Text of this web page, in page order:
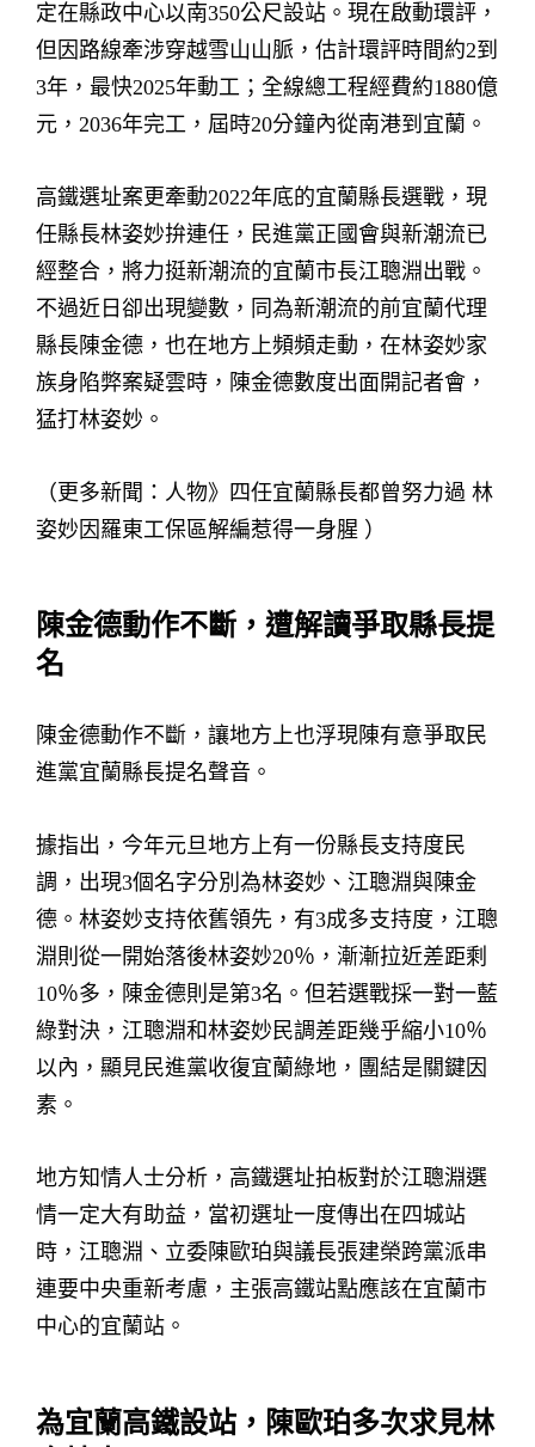
定在縣政中心以南350公尺設站。現在啟動環評，
但因路線牽涉穿越雪山山脈，估計環評時間約2到
3年，最快2025年動工；全線總工程經費約1880億
元，2036年完工，屆時20分鐘內從南港到宜蘭。
高鐵選址案更牽動2022年底的宜蘭縣長選戰，現
任縣長林姿妙拚連任，民進黨正國會與新潮流已
經整合，將力挺新潮流的宜蘭市長江聰淵出戰。
不過近日卻出現變數，同為新潮流的前宜蘭代理
縣長陳金德，也在地方上頻頻走動，在林姿妙家
族身陷弊案疑雲時，陳金德數度出面開記者會，
猛打林姿妙。
（更多新聞：人物》四任宜蘭縣長都曾努力過 林
姿妙因羅東工保區解編惹得一身腥 ）
陳金德動作不斷，遭解讀爭取縣長提
名
陳金德動作不斷，讓地方上也浮現陳有意爭取民
進黨宜蘭縣長提名聲音。
據指出，今年元旦地方上有一份縣長支持度民
調，出現3個名字分別為林姿妙、江聰淵與陳金
德。林姿妙支持依舊領先，有3成多支持度，江聰
淵則從一開始落後林姿妙20％，漸漸拉近差距剩
10％多，陳金德則是第3名。但若選戰採一對一藍
綠對決，江聰淵和林姿妙民調差距幾乎縮小10％
以內，顯見民進黨收復宜蘭綠地，團結是關鍵因
素。
地方知情人士分析，高鐵選址拍板對於江聰淵選
情一定大有助益，當初選址一度傳出在四城站
時，江聰淵、立委陳歐珀與議長張建榮跨黨派串
連要中央重新考慮，主張高鐵站點應該在宜蘭市
中心的宜蘭站。
為宜蘭高鐵設站，陳歐珀多次求見林